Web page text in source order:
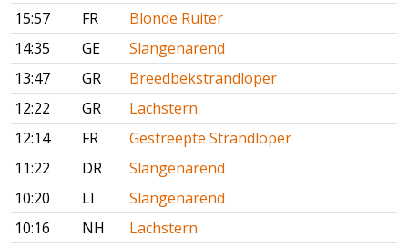
15:57
FR
Blonde Ruiter
14:35
GE
Slangenarend
13:47
GR
Breedbekstrandloper
12:22
GR
Lachstern
12:14
FR
Gestreepte Strandloper
11:22
DR
Slangenarend
10:20
LI
Slangenarend
10:16
NH
Lachstern